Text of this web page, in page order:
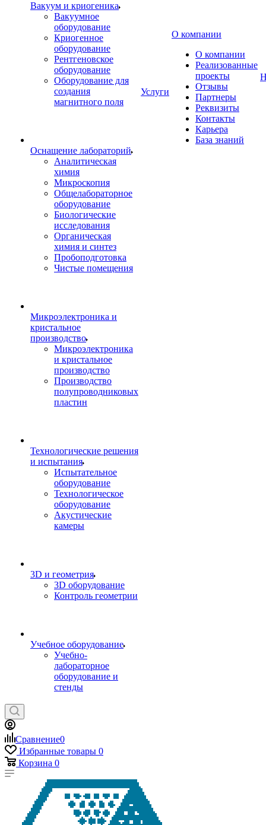
Вакуум и криогеника
Вакуумное
оборудование
Криогенное
оборудование
Рентгеновское
оборудование
Оборудование для
создания
магнитного поля
Оснащение лабораторий
Аналитическая
химия
Микроскопия
Общелабораторное
оборудование
Биологические
исследования
Органическая
химия и синтез
Пробоподготовка
Чистые помещения
Микроэлектроника и
кристальное
производство
Микроэлектроника
и кристальное
производство
Производство
полупроводниковых
пластин
Технологические решения
и испытания
Испытательное
оборудование
Технологическое
оборудование
Акустические
камеры
3D и геометрия
3D оборудование
Контроль геометрии
Учебное оборудование
Учебно-
лабораторное
оборудование и
стенды
Услуги
О компании
О компании
Реализованные
проекты
Отзывы
Партнеры
Реквизиты
Контакты
Карьера
База знаний
Сравнение0
Избранные товары 0
Корзина 0